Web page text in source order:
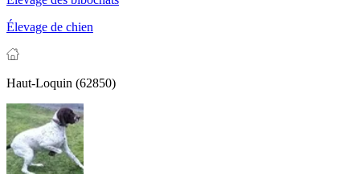
Élevage de chien
Haut-Loquin (62850)